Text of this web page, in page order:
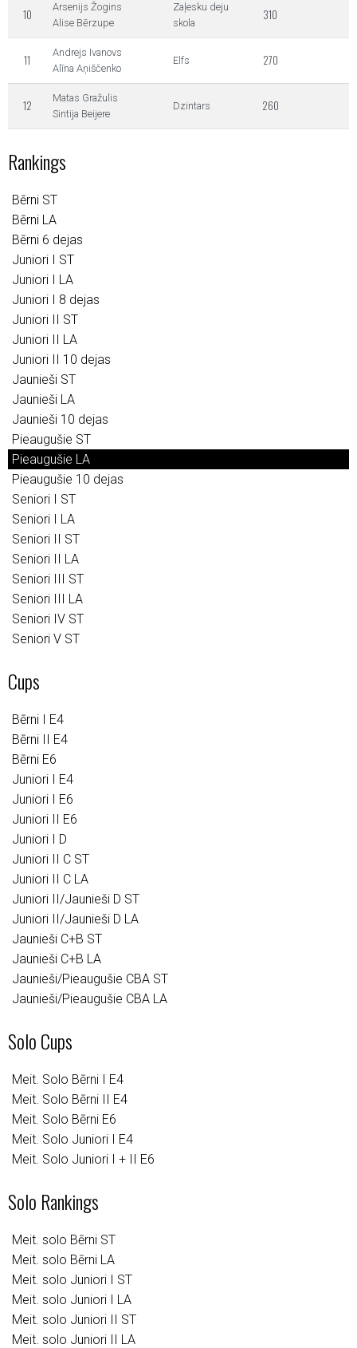
10
Arsenijs Žogins
Alise Bērzupe
Zaļesku deju
skola
310
11
Andrejs Ivanovs
Alīna Aņiščenko
Elfs 270
12
Matas Gražulis
Sintija Beijere
Dzintars 260
Rankings
Bērni ST
Bērni LA
Bērni 6 dejas
Juniori I ST
Juniori I LA
Juniori I 8 dejas
Juniori II ST
Juniori II LA
Juniori II 10 dejas
Jaunieši ST
Jaunieši LA
Jaunieši 10 dejas
Pieaugušie ST
Pieaugušie LA
Pieaugušie 10 dejas
Seniori I ST
Seniori I LA
Seniori II ST
Seniori II LA
Seniori III ST
Seniori III LA
Seniori IV ST
Seniori V ST
Cups
Bērni I E4
Bērni II E4
Bērni E6
Juniori I E4
Juniori I E6
Juniori II E6
Juniori I D
Juniori II C ST
Juniori II C LA
Juniori II/Jaunieši D ST
Juniori II/Jaunieši D LA
Jaunieši C+B ST
Jaunieši C+B LA
Jaunieši/Pieaugušie CBA ST
Jaunieši/Pieaugušie CBA LA
Solo Cups
Meit. Solo Bērni I E4
Meit. Solo Bērni II E4
Meit. Solo Bērni E6
Meit. Solo Juniori I E4
Meit. Solo Juniori I + II E6
Solo Rankings
Meit. solo Bērni ST
Meit. solo Bērni LA
Meit. solo Juniori I ST
Meit. solo Juniori I LA
Meit. solo Juniori II ST
Meit. solo Juniori II LA